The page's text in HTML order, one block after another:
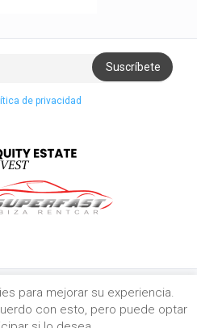
de privacidad
© All Rights
para mejorar su experiencia.
con esto, pero puede optar